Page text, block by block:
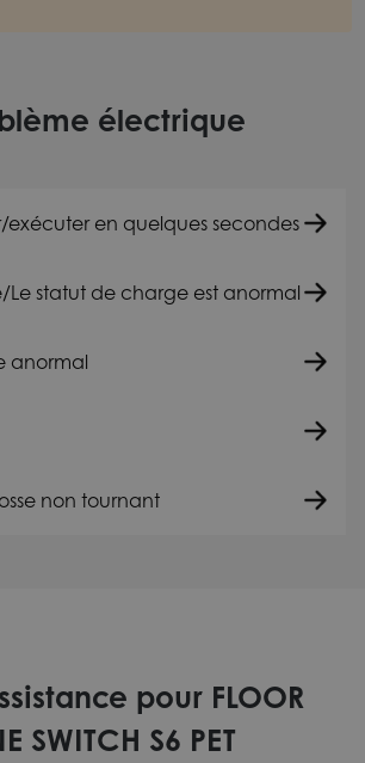
électrique
exécuter en quelques secondes
Le statut de charge est anormal
anormal
non tournant
pour FLOOR
SWITCH S6 PET